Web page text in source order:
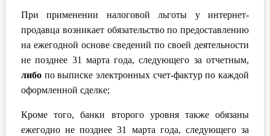
При применении налоговой льготы у интернет-
продавца возникает обязательство по предоставлению
на ежегодной основе сведений по своей деятельности
не позднее 31 марта года, следующего за отчетным,
либо по выписке электронных счет-фактур по каждой
оформленной сделке;
Кроме того, банки второго уровня также обязаны
ежегодно не позднее 31 марта года, следующего за